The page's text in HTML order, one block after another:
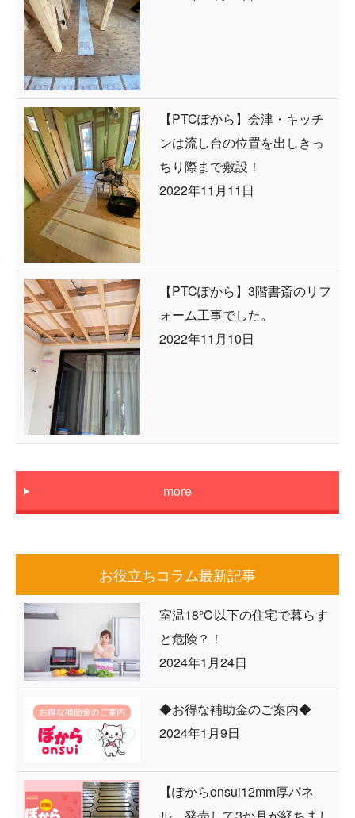
【PTCぽから】会津・キッチ
ンは流し台の位置を出しきっ
ちり際まで敷設！
2022年11月11日
【PTCぽから】3階書斎のリフ
ォーム工事でした。
2022年11月10日
more
お役立ちコラム最新記事
室温18℃以下の住宅で暮らす
と危険？！
2024年1月24日
◆お得な補助金のご案内◆
2024年1月9日
【ぽからonsui12mm厚パネ